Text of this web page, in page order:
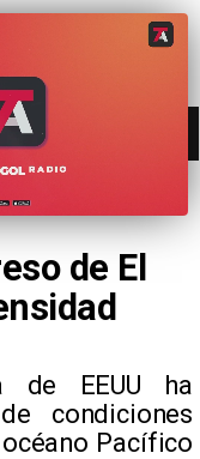
de El
de EEUU ha
condiciones
Pacífico